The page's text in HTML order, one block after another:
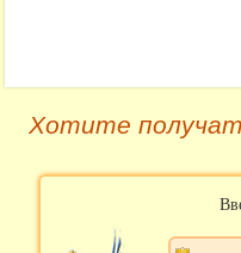
Хотите